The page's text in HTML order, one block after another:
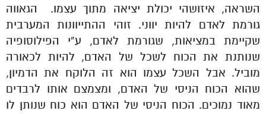
השראה, איזושהי יכולת יציאה מתוך עצמו. הגאווה
גורמת לאדם להיות יווני. זוהי ההתייוונות המערבית
שקיימת במציאות, שגורמת לאדם, ע”י הפילוסופיה
שנותנת את הכוח לשכל של האדם, להיות לכאורה
מוביל. אבל השכל עצמו הוא זה הלוקח את הדמיון,
שהוא הכוח הניסי של האדם, ומצמצם אותו לרבדים
מאוד נמוכים. הכוח הניסי של האדם הוא כוח שנותן לו